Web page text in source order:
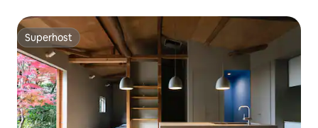
Superhost
Superhost